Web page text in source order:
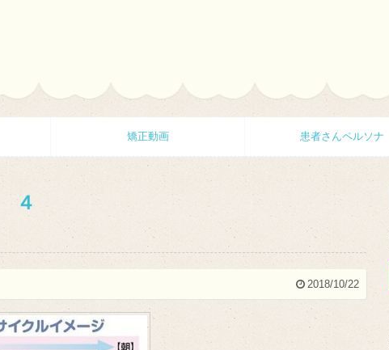
矯正動画 患者さんペルソナ
４
2018/10/22